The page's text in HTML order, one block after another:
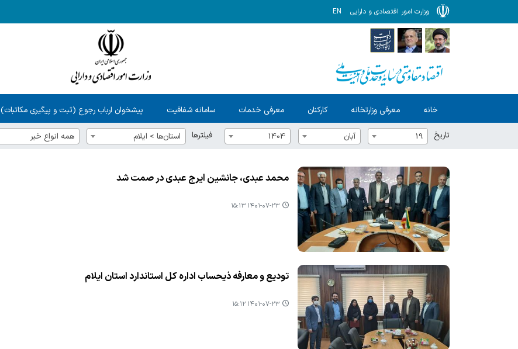
وزارت امور اقتصادی و دارایی EN
خانه معرفی وزارتخانه کارکنان معرفی خدمات سامانه شفافیت پیشخوان ارباب رجوع (ثبت و پیگیری مکاتبات)
تاریخ 19 آبان 1404 فیلترها استان‌ها > ایلام همه انواع خبر
محمد عبدی، جانشین ایرج عبدی در صمت شد
۱۴۰۱-۰۷-۲۳ ۱۵:۱۳
تودیع و معارفه ذیحساب اداره كل استاندارد استان ایلام
۱۴۰۱-۰۷-۲۳ ۱۵:۱۲